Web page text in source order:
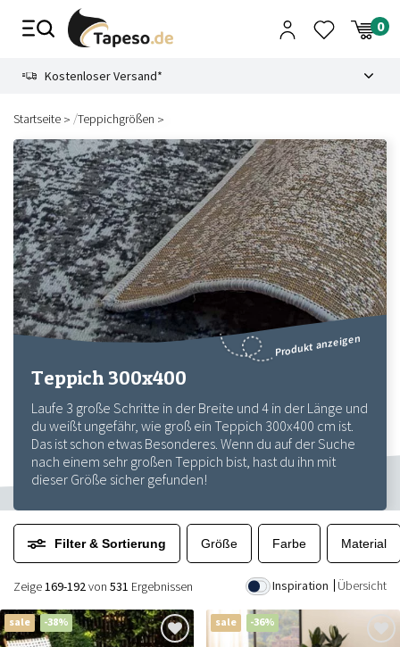
Zusammenbruch
Kostenloser Versand*
Startseite /Teppichgrößen
Teppich 300x400
Laufe 3 große Schritte in der Breite und 4 in der Länge und
du weißt ungefähr, wie groß ein Teppich 300x400 cm ist.
Das ist schon etwas Besonderes. Wenn du auf der Suche
nach einem sehr großen Teppich bist, hast du ihn mit
dieser Größe sicher gefunden!
Produkt anzeigen
Filter & Sortierung Größe Farbe Material
Inspiration Übersicht
Zeige169-192von 531 Ergebnissen
sale -38% sale -36%